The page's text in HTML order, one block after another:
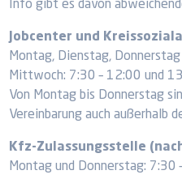
Info gibt es davon
Jobcenter und
Montag, Dienstag,
Mittwoch: 7:30 – 12:00 und
Von Montag bis Donnerstag
Vereinbarung auch außerhalb
Kfz-Zulassungsstelle
Montag und Donnerstag: 7:30